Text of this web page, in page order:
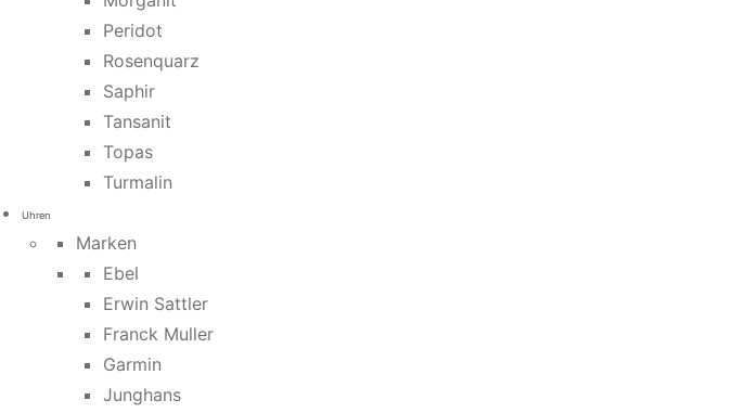
Peridot
Rosenquarz
Saphir
Tansanit
Topas
Turmalin
Uhren
Marken
Ebel
Erwin Sattler
Franck Muller
Garmin
Junghans